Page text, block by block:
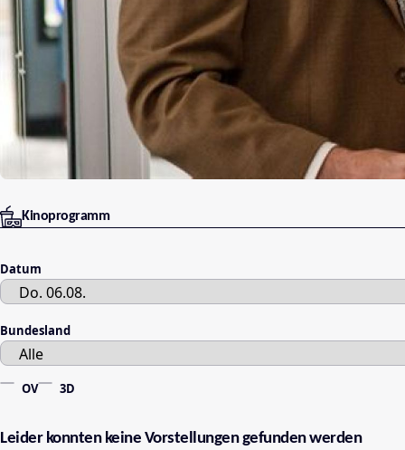
Kinoprogramm
Datum
Bundesland
OV 3D
Leider konnten keine Vorstellungen gefunden werden